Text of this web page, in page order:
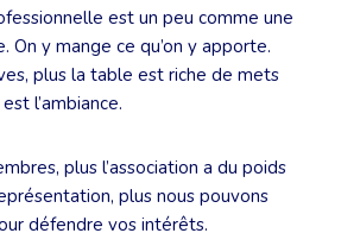
est un peu comme une
On y mange ce qu’on y apporte.
plus la table est riche de mets
l’ambiance.
plus l’association a du poids
plus nous pouvons
défendre vos intérêts.